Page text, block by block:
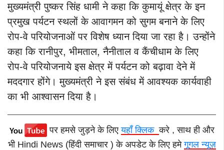
मुख्यमंत्री पुष्कर सिंह धामी ने कहा कि कुमायूं क्षेत्र के इन
प्रमुख पर्यटन स्थलों के आवागमन को सुगम बनाने के लिए
रोप-वे परियोजनाओं पर विशेष ध्यान दिया जा रहा है। उन्होंने
कहा कि रानीपुर, भीमताल, नैनीताल व कैंचीधाम के लिए
रोप-वे परियोजनाये इस क्षेत्र में पर्यटन को बढ़ावा देने में
मददगार होंगे। मुख्यमंत्री ने इस संबंध में आवश्यक कार्यवाही
का भी आश्वासन दिया है।
पर हमसे जुड़ने के लिएयहाँ क्लिककरे , साथ ही और
भी Hindi News (हिंदी समाचार ) के अपडेट के लिए हमेगूगल न्यूज़